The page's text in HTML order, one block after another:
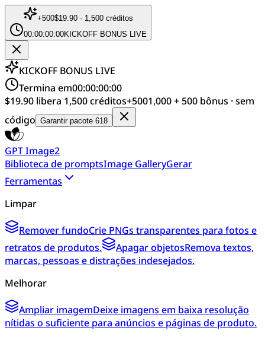
+500$19.90 · 1,500 créditos
00:00:00:00KICKOFF BONUS LIVE
KICKOFF BONUS LIVE
Termina em00:00:00:00
$19.90 libera 1,500 créditos+5001,000 + 500 bônus · sem
código Garantir pacote 618
GPT Image2
Biblioteca de promptsImage GalleryGerar
Ferramentas
Limpar
Remover fundoCrie PNGs transparentes para fotos e
retratos de produtos.
Apagar objetosRemova textos,
marcas, pessoas e distrações indesejados.
Melhorar
Ampliar imagemDeixe imagens em baixa resolução
nítidas o suficiente para anúncios e páginas de produto.